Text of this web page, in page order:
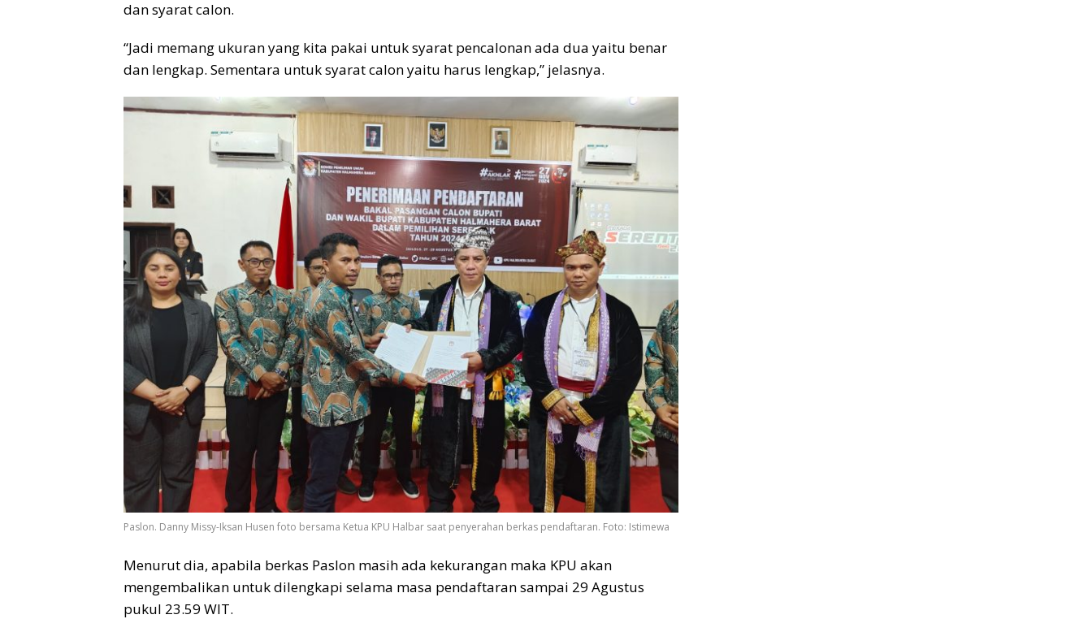
dan syarat calon.
“Jadi memang ukuran yang kita pakai untuk syarat pencalonan ada dua yaitu benar
dan lengkap. Sementara untuk syarat calon yaitu harus lengkap,” jelasnya.
Paslon. Danny Missy-Iksan Husen foto bersama Ketua KPU Halbar saat penyerahan berkas pendaftaran. Foto: Istimewa
Menurut dia, apabila berkas Paslon masih ada kekurangan maka KPU akan
mengembalikan untuk dilengkapi selama masa pendaftaran sampai 29 Agustus
pukul 23.59 WIT.